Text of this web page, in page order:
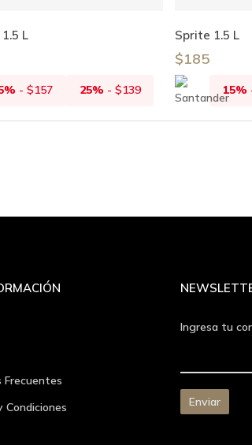
Añadir Al Carrito
L
- $157 25% - $139
Sprite 1.5 L
$185
15%
Condiciones
Ingresa tu